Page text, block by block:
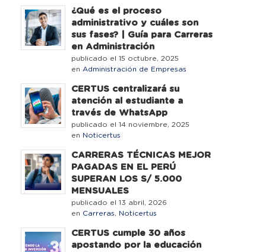
¿Qué es el proceso
administrativo y cuáles son
sus fases? | Guía para Carreras
en Administración
publicado el 15 octubre, 2025
en Administración de Empresas
CERTUS centralizará su
atención al estudiante a
través de WhatsApp
publicado el 14 noviembre, 2025
en Noticertus
CARRERAS TÉCNICAS MEJOR
PAGADAS EN EL PERÚ
SUPERAN LOS S/ 5.000
MENSUALES
publicado el 13 abril, 2026
en Carreras, Noticertus
CERTUS cumple 30 años
apostando por la educación